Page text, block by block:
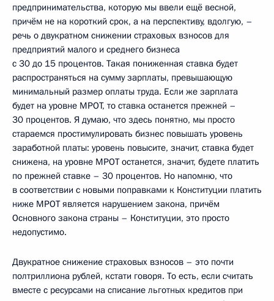
предпринимательства, которую мы ввели ещё весной,
причём не на короткий срок, а на перспективу, вдолгую, –
речь о двукратном снижении страховых взносов для
предприятий малого и среднего бизнеса
с 30 до 15 процентов. Такая пониженная ставка будет
распространяться на сумму зарплаты, превышающую
минимальный размер оплаты труда. Если же зарплата
будет на уровне МРОТ, то ставка останется прежней –
30 процентов. Я думаю, что здесь понятно, мы просто
стараемся простимулировать бизнес повышать уровень
заработной платы: уровень повысите, значит, ставка будет
снижена, на уровне МРОТ останется, значит, будете платить
по прежней ставке – 30 процентов. Но напомню, что
в соответствии с новыми поправками к Конституции платить
ниже МРОТ является нарушением закона, причём
Основного закона страны – Конституции, это просто
недопустимо.
Двукратное снижение страховых взносов – это почти
полтриллиона рублей, кстати говоря. То есть, если считать
вместе с ресурсами на списание льготных кредитов при